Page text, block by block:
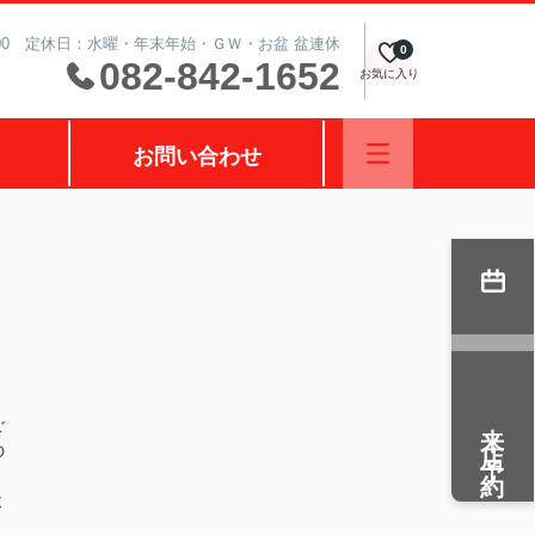
定休日：水曜・年末年始・ＧＷ・お盆 盆連休
082-842-1652 お気に入り
0
お問い合わせ
来店予約